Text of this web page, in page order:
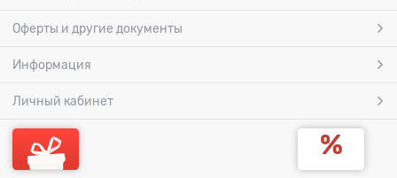
Оферты и другие документы
Информация
Личный кабинет